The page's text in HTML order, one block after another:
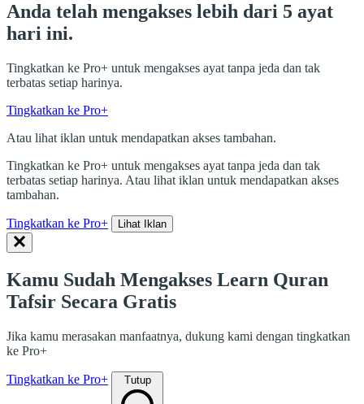
Anda telah mengakses lebih dari 5 ayat
hari ini.
Tingkatkan ke Pro+ untuk mengakses ayat tanpa jeda dan tak
terbatas setiap harinya.
Tingkatkan ke Pro+
Atau lihat iklan untuk mendapatkan akses tambahan.
Tingkatkan ke Pro+ untuk mengakses ayat tanpa jeda dan tak
terbatas setiap harinya. Atau lihat iklan untuk mendapatkan akses
tambahan.
Tingkatkan ke Pro+ Lihat Iklan
Kamu Sudah Mengakses Learn Quran
Tafsir Secara Gratis
Jika kamu merasakan manfaatnya, dukung kami dengan tingkatkan
ke Pro+
Tingkatkan ke Pro+ Tutup